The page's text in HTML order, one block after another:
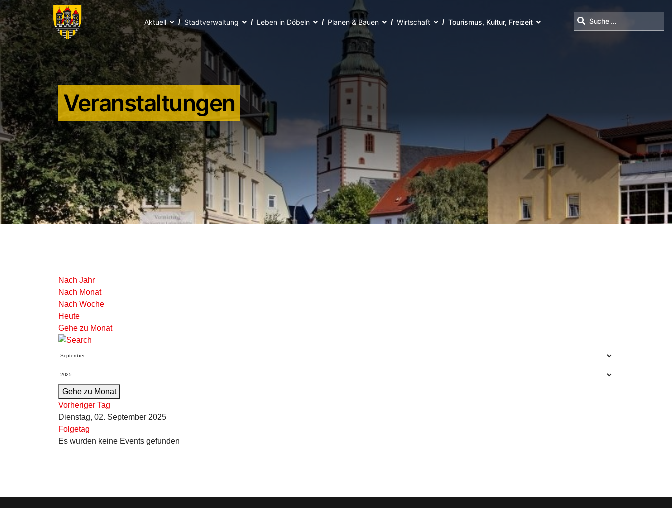
Aktuell Stadtverwaltung Leben in Döbeln Planen & Bauen Wirtschaft Tourismus, Kultur, Freizeit
Veranstaltungen
Nach Jahr
Nach Monat
Nach Woche
Heute
Gehe zu Monat
Gehe zu Monat
Vorheriger Tag
Dienstag, 02. September 2025
Folgetag
Es wurden keine Events gefunden